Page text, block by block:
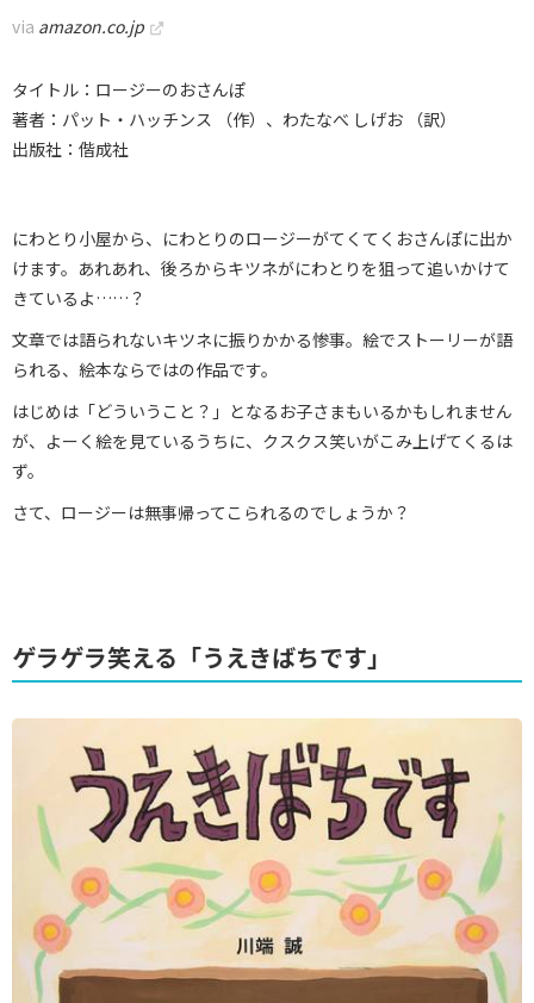
via amazon.co.jp
タイトル：ロージーのおさんぽ
著者：パット・ハッチンス （作）、わたなべ しげお （訳）
出版社：偕成社
にわとり小屋から、にわとりのロージーがてくてくおさんぽに出か
けます。あれあれ、後ろからキツネがにわとりを狙って追いかけて
きているよ……？
文章では語られないキツネに振りかかる惨事。絵でストーリーが語
られる、絵本ならではの作品です。
はじめは「どういうこと？」となるお子さまもいるかもしれません
が、よーく絵を見ているうちに、クスクス笑いがこみ上げてくるは
ず。
さて、ロージーは無事帰ってこられるのでしょうか？
ゲラゲラ笑える「うえきばちです」